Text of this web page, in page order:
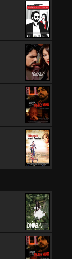
LA JUSTA
MEDIDA